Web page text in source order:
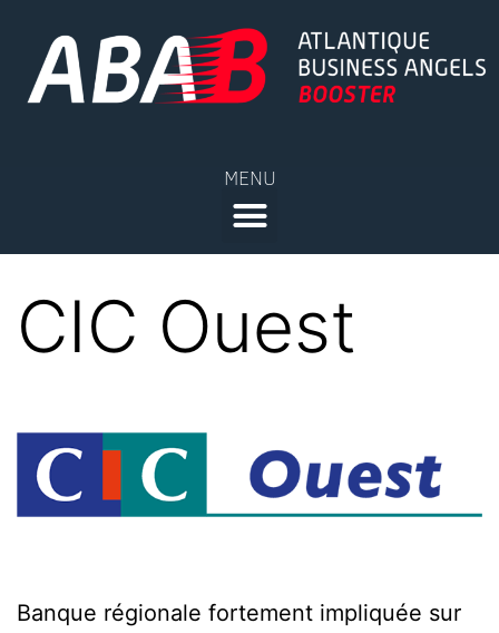
MENU
CIC Ouest
Banque régionale fortement impliquée sur